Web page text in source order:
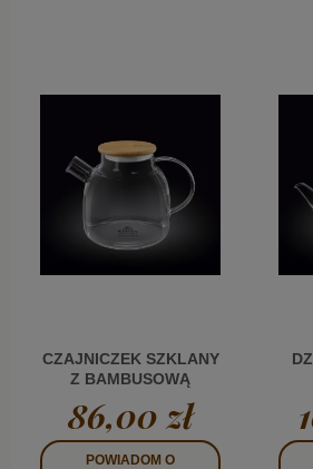
CZAJNICZEK SZKLANY
Z BAMBUSOWĄ
POKRYWKĄ 1200 ML
WL
86,00 zł
POWIADOM O